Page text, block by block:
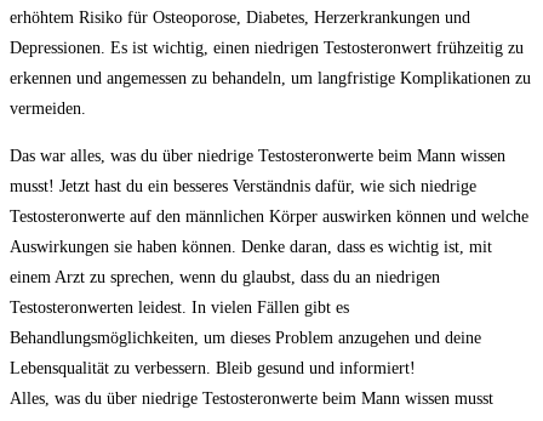
⁤erhöhtem Risiko⁣ für Osteoporose, Diabetes, Herzerkrankungen und
‍Depressionen. Es ist wichtig, einen niedrigen Testosteronwert frühzeitig‌ zu
erkennen und angemessen ‍zu behandeln, um langfristige Komplikationen zu
vermeiden.
Das war ⁤alles, was du über niedrige Testosteronwerte⁣ beim ‌Mann wissen
musst! Jetzt hast ⁣du ein besseres ⁢Verständnis‌ dafür, wie‌ sich niedrige
Testosteronwerte auf den männlichen​ Körper auswirken können und‌ welche
Auswirkungen sie haben können. Denke daran, dass es wichtig ⁣ist, mit
einem Arzt zu sprechen,⁢ wenn du⁤ glaubst, dass du ‌an niedrigen
Testosteronwerten leidest. In ⁣vielen Fällen gibt es
Behandlungsmöglichkeiten, um ⁣dieses ​Problem anzugehen und deine
Lebensqualität zu verbessern. Bleib gesund und⁣ informiert!
Alles, was du über niedrige Testosteronwerte beim Mann wissen musst